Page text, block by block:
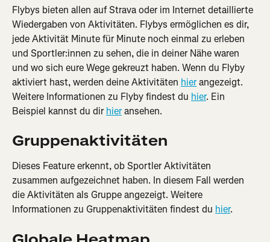
Flybys bieten allen auf Strava oder im Internet detaillierte
Wiedergaben von Aktivitäten. Flybys ermöglichen es dir,
jede Aktivität Minute für Minute noch einmal zu erleben
und Sportler:innen zu sehen, die in deiner Nähe waren
und wo sich eure Wege gekreuzt haben. Wenn du Flyby
aktiviert hast, werden deine Aktivitäten hier angezeigt.
Weitere Informationen zu Flyby findest du hier. Ein
Beispiel kannst du dir hier ansehen.
Gruppenaktivitäten
Dieses Feature erkennt, ob Sportler Aktivitäten
zusammen aufgezeichnet haben. In diesem Fall werden
die Aktivitäten als Gruppe angezeigt. Weitere
Informationen zu Gruppenaktivitäten findest du hier.